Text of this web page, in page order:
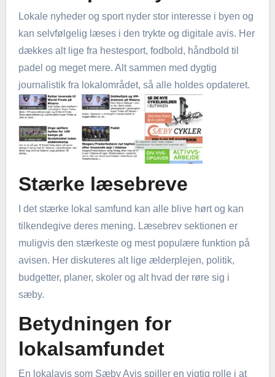
Lokale nyheder og sport nyder stor interesse i byen og
kan selvfølgelig læses i den trykte og digitale avis. Her
dækkes alt lige fra hestesport, fodbold, håndbold til
padel og meget mere. Alt sammen med dygtig
journalistik fra lokalområdet, så alle holdes opdateret.
Stærke læsebreve
I det stærke lokal samfund kan alle blive hørt og kan
tilkendegive deres mening. Læsebrev sektionen er
muligvis den stærkeste og mest populære funktion på
avisen. Her diskuteres alt lige ælderplejen, politik,
budgetter, planer, skoler og alt hvad der røre sig i
sæby.
Betydningen for
lokalsamfundet
En lokalavis som Sæby Avis spiller en vigtig rolle i at